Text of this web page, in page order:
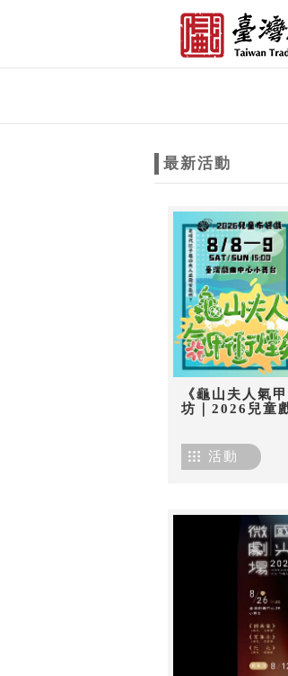
最新活動
《龜山夫人氣
坊｜2026兒童
活動